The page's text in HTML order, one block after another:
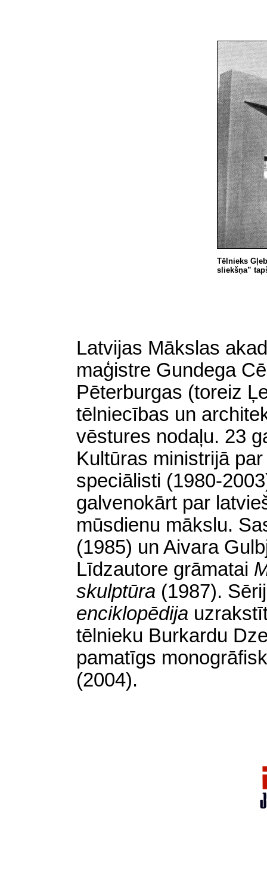
Tēlnieks
sliekšņa”
Latvijas Mākslas
maģistre Gundega
Pēterburgas (toreiz
tēlniecības un
vēstures nodaļu. 23
Kultūras ministrijā
speciālisti (1980-
galvenokārt par
mūsdienu mākslu.
(1985) un Aivara
Līdzautore grāmatai
skulptūra (1987).
enciklopēdija
tēlnieku Burkardu
pamatīgs
(2004).